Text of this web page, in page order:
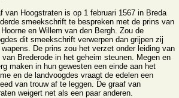
van Hoogstraten is op 1 februari 1567 in Breda
smeekschrift te bespreken met de prins van
en Willem van den Bergh. Zou de
dit smeekschrift verwerpen dan grijpen zij
wapens. De prins zou het verzet onder leiding van
van Brederode in het geheim steunen. Megen en
maken in hun gewesten een einde aan het
en de landvoogdes vraagt de edelen een
van trouw af te leggen. De graaf van
weigert net als een paar anderen.